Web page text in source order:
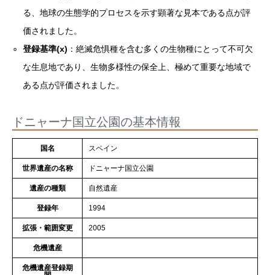
る、地球の生態学的プロセスを示す顕著な見本である点が評
価されました。
登録基準(x) ：絶滅危惧種を含む多くの生物種にとって不可欠
な生息地であり、生物多様性の保全上、極めて重要な地域で
ある点が評価されました。
ドニャーナ国立公園の基本情報
国名 スペイン
世界遺産の名称 ドニャーナ国立公園
遺産の種類 自然遺産
登録年 1994
拡張・範囲変更 2005
危機遺産
危機遺産登録期